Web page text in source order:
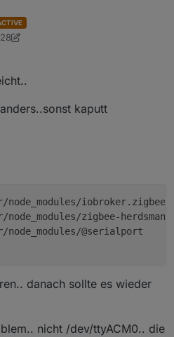
03-26 22:53:19.627	info
03-26 22:53:19.623	info
kaputt
iobroker.zigbee/
zigbee-herdsman
@serialport
danach sollte es wieder
nicht /dev/ttyACM0.. die